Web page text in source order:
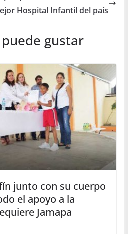
Hospital Infantil del país
gustar
junto con su cuerpo
el apoyo a la
Jamapa